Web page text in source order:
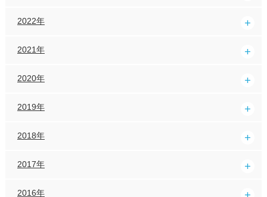
2022年
2021年
2020年
2019年
2018年
2017年
2016年